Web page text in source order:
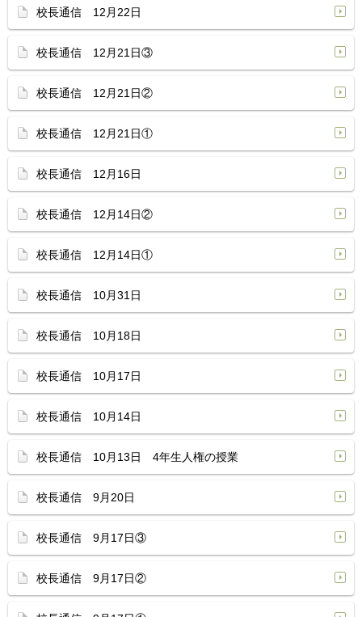
校長通信 12月22日
校長通信 12月21日③
校長通信 12月21日②
校長通信 12月21日①
校長通信 12月16日
校長通信 12月14日②
校長通信 12月14日①
校長通信 10月31日
校長通信 10月18日
校長通信 10月17日
校長通信 10月14日
校長通信 10月13日 4年生人権の授業
校長通信 9月20日
校長通信 9月17日③
校長通信 9月17日②